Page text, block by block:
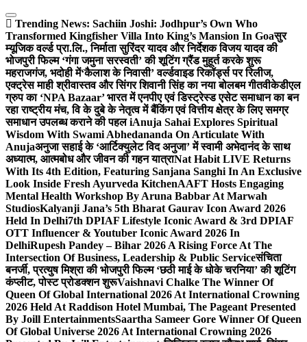
Skip
to
content
Trending News: Sachiin Joshi: Jodhpur’s Own Who
Transformed Kingfisher Villa Into King’s Mansion In Goaसुर
म्यूजिक वर्ल्ड प्रा.लि., निर्माता सुरिंदर यादव और निर्देशक विजय यादव की
भोजपुरी फिल्म ‘गंगा जमुना सरस्वती’ की शूटिंग ग्रैंड मुहूर्त करके शुरू
महराजगंज, भदोही में‘कैलाश के निवासी’ वर्ल्डवाइड रिकॉर्ड्स पर रिलीज,
एक्ट्रेस माही श्रीवास्तव और सिंगर शिवानी सिंह का नया बोलबम गीतवीकेडीएल
ग्रुप का ‘NPA Bazaar’ भारत में एनपीए एवं डिस्ट्रेस्ड एसेट समाधान का बन
रहा राष्ट्रीय मंच, वि के दुबे के नेतृत्व में बैंकिंग एवं वित्तीय क्षेत्र के लिए समग्र
समाधान उपलब्ध कराने की पहल iAnuja Sahai Explores Spiritual
Wisdom With Swami Abhedananda On Articulate With
Anujaअनुजा सहाई के ‘आर्टिक्युलेट विद अनुजा’ में स्वामी अभेदानंद के साथ
अध्यात्म, आत्मबोध और जीवन की गहन यात्राNat Habit LIVE Returns
With Its 4th Edition, Featuring Sanjana Sanghi In An Exclusive
Look Inside Fresh Ayurveda KitchenAAFT Hosts Engaging
Mental Health Workshop By Aruna Babbar At Marwah
StudiosKalyanji Jana’s 5th Bharat Gaurav Icon Award 2026
Held In Delhi7th DPIAF Lifestyle Iconic Award & 3rd DPIAF
OTT Influencer & Youtuber Iconic Award 2026 In
DelhiRupesh Pandey – Bihar 2026 A Rising Force At The
Intersection Of Business, Leadership & Public Serviceसंचिता
बनर्जी, प्रत्युष मिश्रा की भोजपुरी फिल्म ‘छठी माई के धोके चरनिया’ की शूटिंग
कंप्लीट, पोस्ट प्रोडक्शन शुरूVaishnavi Chalke The Winner Of
Queen Of Global International 2026 At International Crowning
2026 Held At Raddison Hotel Mumbai, The Pageant Presented
By Joill EntertainmentsSaartha Sameer Gore Winner Of Queen
Of Global Universe 2026 At International Crowning 2026